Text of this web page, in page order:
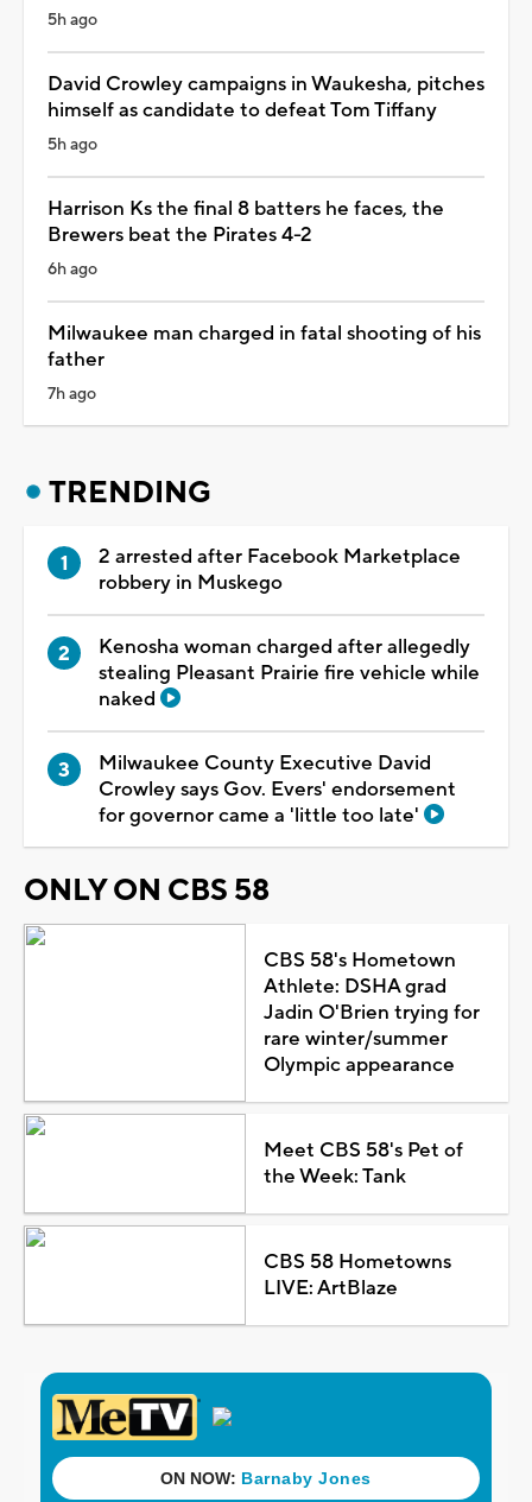
5h ago
David Crowley campaigns in Waukesha, pitches
himself as candidate to defeat Tom Tiffany
5h ago
Harrison Ks the final 8 batters he faces, the
Brewers beat the Pirates 4-2
6h ago
Milwaukee man charged in fatal shooting of his
father
7h ago
TRENDING
2 arrested after Facebook Marketplace
robbery in Muskego
Kenosha woman charged after allegedly
stealing Pleasant Prairie fire vehicle while
naked
Milwaukee County Executive David
Crowley says Gov. Evers' endorsement
for governor came a 'little too late'
ONLY ON CBS 58
CBS 58's Hometown
Athlete: DSHA grad
Jadin O'Brien trying for
rare winter/summer
Olympic appearance
Meet CBS 58's Pet of
the Week: Tank
CBS 58 Hometowns
LIVE: ArtBlaze